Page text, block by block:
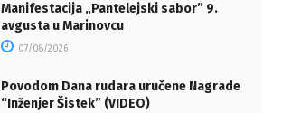
Manifestacija „Pantelejski sabor” 9.
avgusta u Marinovcu
07/08/2026
Povodom Dana rudara uručene Nagrade
“Inženjer Šistek” (VIDEO)